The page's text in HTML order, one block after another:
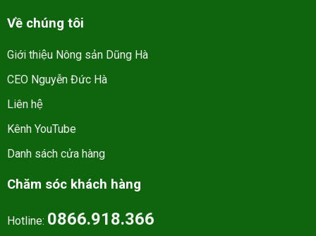
Về chúng tôi
Giới thiệu Nông sản Dũng Hà
CEO Nguyễn Đức Hà
Liên hệ
Kênh YouTube
Danh sách cửa hàng
Chăm sóc khách hàng
Hotline: 0866.918.366